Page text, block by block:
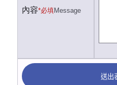
內容*必填Message
送出